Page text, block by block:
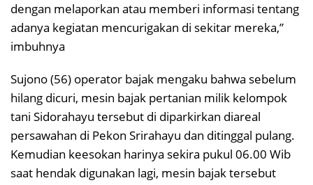
dengan melaporkan atau memberi informasi tentang
adanya kegiatan mencurigakan di sekitar mereka,”
imbuhnya
Sujono (56) operator bajak mengaku bahwa sebelum
hilang dicuri, mesin bajak pertanian milik kelompok
tani Sidorahayu tersebut di diparkirkan diareal
persawahan di Pekon Srirahayu dan ditinggal pulang.
Kemudian keesokan harinya sekira pukul 06.00 Wib
saat hendak digunakan lagi, mesin bajak tersebut